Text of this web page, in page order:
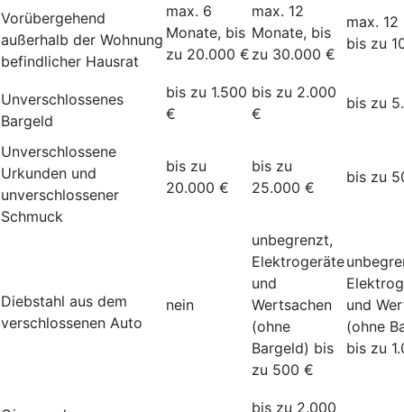
Vorübergehend
außerhalb der Wohnung
befindlicher Hausrat
max. 6
Monate, bis
zu 20.000 €
max. 12
Monate, bis
zu 30.000 €
max.
bis zu
Unverschlossenes
Bargeld
bis zu 1.500
€
bis zu 2.000
€
bis zu
Unverschlossene
Urkunden und
unverschlossener
Schmuck
bis zu
20.000 €
bis zu
25.000 €
bis zu
Diebstahl aus dem
verschlossenen Auto
nein
unbegrenzt,
Elektrogeräte
und
Wertsachen
(ohne
Bargeld) bis
zu 500 €
und
(ohne
bis zu
bis zu 2.000